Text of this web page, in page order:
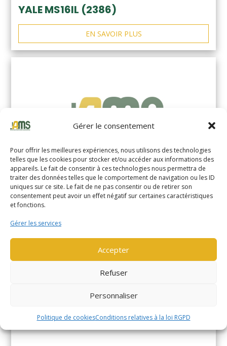
Gérer le consentement
Pour offrir les meilleures expériences, nous utilisons des technologies
telles que les cookies pour stocker et/ou accéder aux informations des
appareils. Le fait de consentir à ces technologies nous permettra de
traiter des données telles que le comportement de navigation ou les ID
uniques sur ce site. Le fait de ne pas consentir ou de retirer son
consentement peut avoir un effet négatif sur certaines caractéristiques
et fonctions.
Gérer les services
Accepter
Refuser
Personnaliser
Politique de cookiesConditions relatives à la loi RGPD
YALE MS16IL (2386)
EN SAVOIR PLUS
YALE MS14XIL (2510)